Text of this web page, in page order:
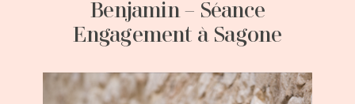
Benjamin – Séance
Engagement à Sagone